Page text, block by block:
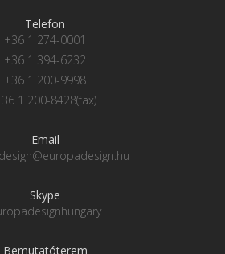
Telefon
+36 1 274-0001
+36 1 394-6232
+36 1 200-9998
1 200-8428(fax)
Email
Skype
Bemutatóterem